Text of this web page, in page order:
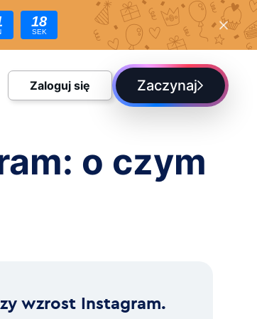
16
SEK
Zaloguj się Zaczynaj
o czym
wzrost Instagram.